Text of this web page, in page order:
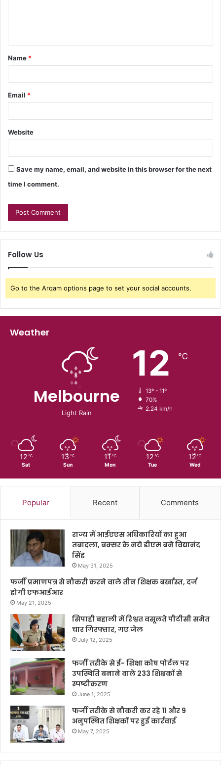
Name *
Email *
Website
Save my name, email, and website in this browser for the next
time I comment.
Follow Us
Go to the Arqam options page to set your social accounts.
Weather
Melbourne
Light Rain
12 ℃
13º - 11º
70%
2.24 km/h
12 ℃
Sat
13 ℃
Sun
11 ℃
Mon
12 ℃
Tue
12 ℃
Wed
Popular Recent Comments
राज्य में आईएएस अधिकारियों का हुआ
तबादला, बक्सर के नये डीएम बने विद्यानंद
सिंह
May 31, 2025
फर्जी प्रमाणपत्र से नौकरी करने वाले तीन शिक्षक बर्खास्त, दर्ज
होगी एफआईआर
May 21, 2025
सिपाही बहाली में रिश्वत वसूलते पीटीसी समेत
चार गिरफ्तार, गए जेल
July 12, 2025
फर्जी तरीके से ई- शिक्षा कोष पोर्टल पर
उपस्थिति बनाने वाले 233 शिक्षकों से
स्पष्टीकरण
June 1, 2025
फर्जी तरीके से नौकरी कर रहे 11 और 9
अनुपस्थित शिक्षकों पर हुई कार्रवाई
May 7, 2025